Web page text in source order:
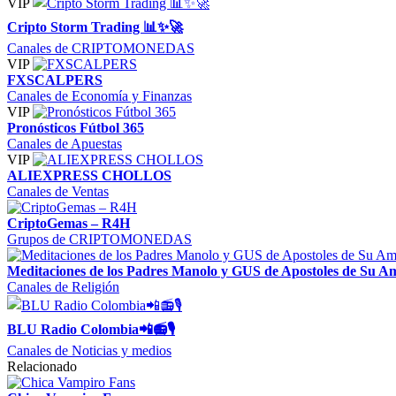
Cripto Storm Trading 📊✨🚀
Canales de CRIPTOMONEDAS
VIP
FXSCALPERS
Canales de Economía y Finanzas
VIP
Pronósticos Fútbol 365
Canales de Apuestas
VIP
ALIEXPRESS CHOLLOS
Canales de Ventas
CriptoGemas – R4H
Grupos de CRIPTOMONEDAS
Meditaciones de los Padres Manolo y GUS de Apostoles de Su
Canales de Religión
BLU Radio Colombia📲📻🎙
Canales de Noticias y medios
Relacionado